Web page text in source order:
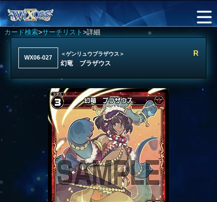
カード検索>サーチリスト>詳細
WX06-027
＜ゲンリュウブラザウス＞
幻竜 ブラザウス
R